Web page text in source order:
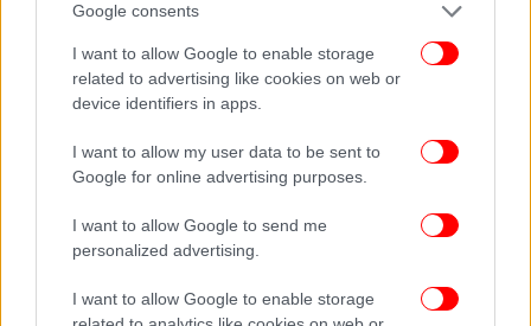
Google consents
I want to allow Google to enable storage
related to advertising like cookies on web or
device identifiers in apps.
I want to allow my user data to be sent to
Google for online advertising purposes.
I want to allow Google to send me
personalized advertising.
I want to allow Google to enable storage
Ελευθερίας.